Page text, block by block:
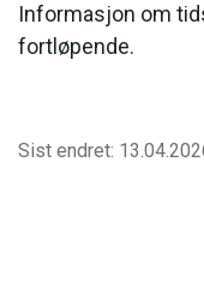
Informasjon om
fortløpende.
Sist endret: